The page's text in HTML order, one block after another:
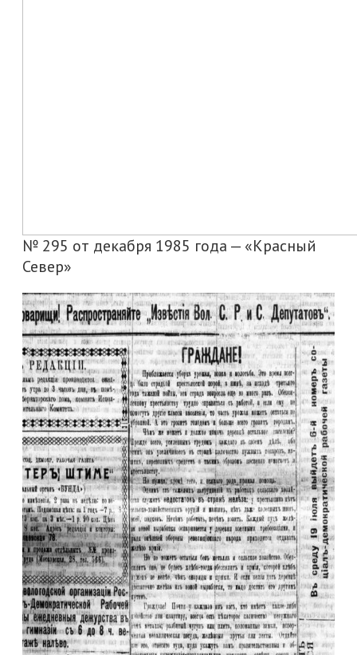
№ 295 от декабря 1985 года — «Красный
Север»